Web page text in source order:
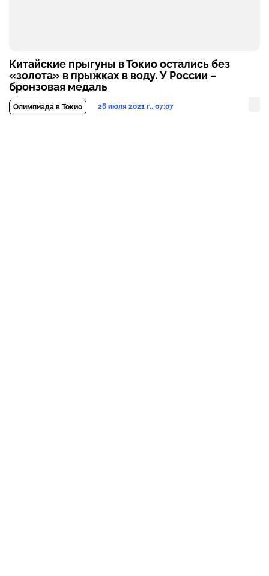
Китайские прыгуны в Токио остались без
«золота» в прыжках в воду. У России –
бронзовая медаль
Олимпиада в Токио 26 июля 2021 г., 07:07